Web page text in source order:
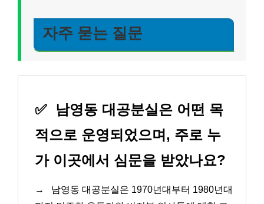
자주 묻는 질문
✅
남영동 대공분실은 어떤 목
적으로 운영되었으며, 주로 누
가 이곳에서 심문을 받았나요?
→
남영동 대공분실은 1970년대부터 1980년대